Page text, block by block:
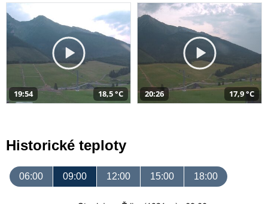
19:54 18,5 °C 20:26 17,9 °C
Historické teploty
06:00 09:00 12:00 15:00 18:00